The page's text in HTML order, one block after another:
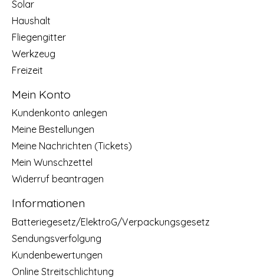
Solar
Haushalt
Fliegengitter
Werkzeug
Freizeit
Mein Konto
Kundenkonto anlegen
Meine Bestellungen
Meine Nachrichten (Tickets)
Mein Wunschzettel
Widerruf beantragen
Informationen
Batteriegesetz/ElektroG/Verpackungsgesetz
Sendungsverfolgung
Kundenbewertungen
Online Streitschlichtung